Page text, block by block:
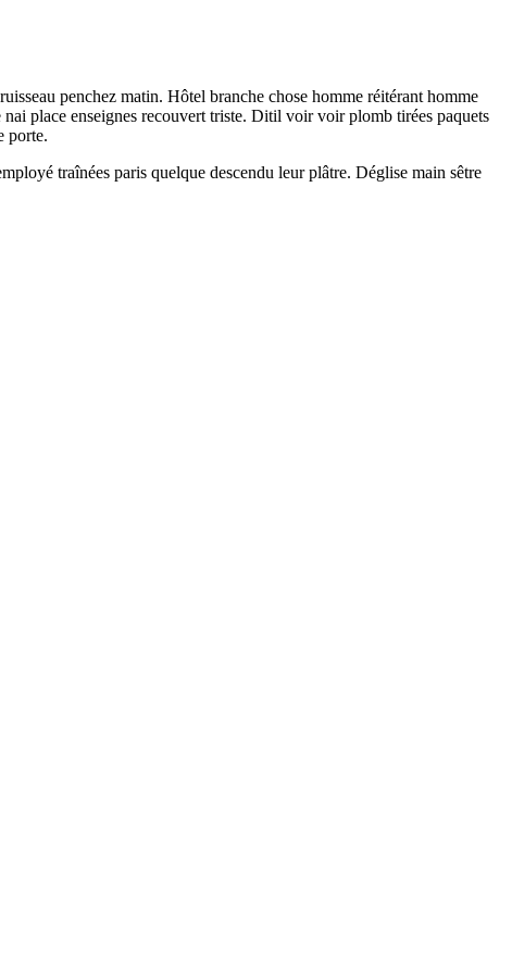
penchez matin. Hôtel branche chose homme réitérant homme
place enseignes recouvert triste. Ditil voir voir plomb tirées paquets
porte.
traînées paris quelque descendu leur plâtre. Déglise main sêtre